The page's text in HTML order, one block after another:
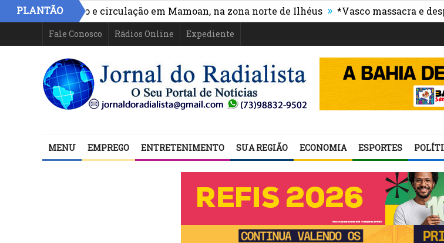
PLANTÃO
acesso e circulação em Mamoan, na zona norte de Ilhéus » *Vasco massacra e
Fale Conosco Rádios Online Expediente
MENU EMPREGO ENTRETENIMENTO SUA REGIÃO ECONOMIA ESPORTES